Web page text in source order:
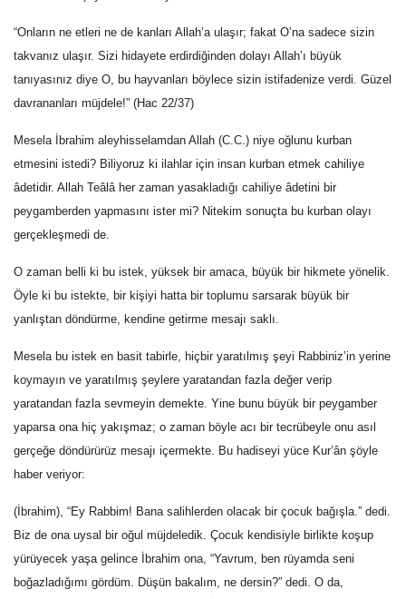
“Onların ne etleri ne de kanları Allah’a ulaşır; fakat O’na sadece sizin
takvanız ulaşır. Sizi hidayete erdirdiğinden dolayı Allah’ı büyük
tanıyasınız diye O, bu hayvanları böylece sizin istifadenize verdi. Güzel
davrananları müjdele!” (Hac 22/37)
Mesela İbrahim aleyhisselamdan Allah (C.C.) niye oğlunu kurban
etmesini istedi? Biliyoruz ki ilahlar için insan kurban etmek cahiliye
âdetidir. Allah Teâlâ her zaman yasakladığı cahiliye âdetini bir
peygamberden yapmasını ister mi? Nitekim sonuçta bu kurban olayı
gerçekleşmedi de.
O zaman belli ki bu istek, yüksek bir amaca, büyük bir hikmete yönelik.
Öyle ki bu istekte, bir kişiyi hatta bir toplumu sarsarak büyük bir
yanlıştan döndürme, kendine getirme mesajı saklı.
Mesela bu istek en basit tabirle, hiçbir yaratılmış şeyi Rabbiniz’in yerine
koymayın ve yaratılmış şeylere yaratandan fazla değer verip
yaratandan fazla sevmeyin demekte. Yine bunu büyük bir peygamber
yaparsa ona hiç yakışmaz; o zaman böyle acı bir tecrübeyle onu asıl
gerçeğe döndürürüz mesajı içermekte. Bu hadiseyi yüce Kur’ân şöyle
haber veriyor:
(İbrahim), “Ey Rabbim! Bana salihlerden olacak bir çocuk bağışla.” dedi.
Biz de ona uysal bir oğul müjdeledik. Çocuk kendisiyle birlikte koşup
yürüyecek yaşa gelince İbrahim ona, “Yavrum, ben rüyamda seni
boğazladığımı gördüm. Düşün bakalım, ne dersin?” dedi. O da,